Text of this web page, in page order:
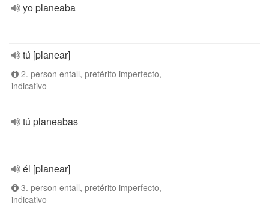
yo planeaba
tú [planear]
2. person entall, pretérito imperfecto,
indicativo
tú planeabas
él [planear]
3. person entall, pretérito imperfecto,
indicativo